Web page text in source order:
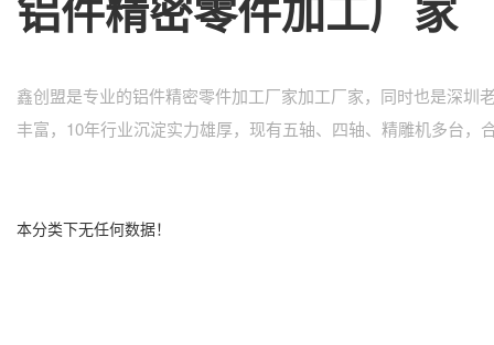
鑫创盟是专业的铝件精密零件加工厂家加工厂家，同时也是深
丰富，10年行业沉淀实力雄厚，现有五轴、四轴、精雕机多台，
本分类下无任何数据！